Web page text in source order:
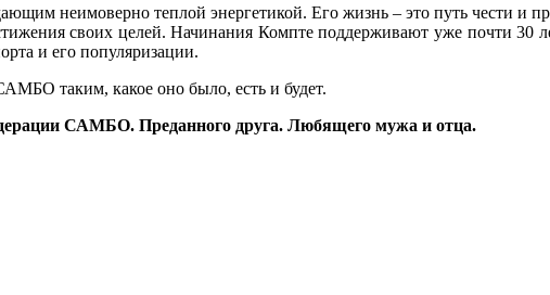
неимоверно теплой энергетикой. Его жизнь – это путь чести и
своих целей. Начинания Компте поддерживают уже почти
и его популяризации.
таким, какое оно было, есть и будет.
САМБО. Преданного друга. Любящего мужа и отца.